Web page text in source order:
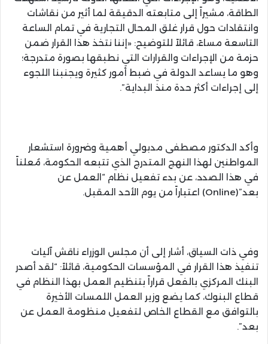
الطاقة، مشيراً إلى متابعته الدقيقة لما أثير من نقاشات
وانتقادات حول قرار غلق المحال التجارية في تمام الساعة
التاسعة مساءً، قائلاً للتوضيح: «إننا نتخذ هذا القرار ضمن
حزمة من الإجراءات والقرارات التي نطبقها بصورة متدرجة؛
وهو ما يساعد الدولة في ضبط أمور كثيرة ويجنبنا اللجوء
إلى إجراءات أكثر حدة منذ البداية”.
وأكد الدكتور مصطفى مدبولي أهمية وضرورة استشعار
المواطنين لهذا النهج المتدرج الذي تتبعه الحكومة، مُعلناً
في هذا الصدد، عن بدء تفعيل نظام “العمل عن
بعد”(Online) اعتباراً من يوم الأحد المقبل.
وفي ذات السياق، أشار إلى أن مجلس الوزراء ناقش آليات
تنفيذ هذا القرار في المؤسسات الحكومية، قائلاً: “لقد أصدر
البنك المركزي بالفعل قراراً بتنظيم العمل بهذا النظام في
قطاع البنوك، كما يضع وزير العمل اللمسات الأخيرة
بالتوافق مع القطاع الخاص لتفعيل منظومة العمل عن
بعد”.